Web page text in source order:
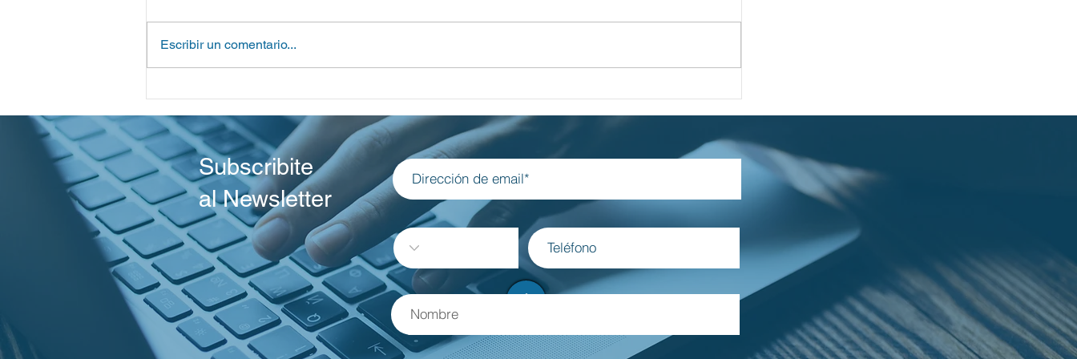
Reporte del Centro Wiesenthal del
Primer Plenario de la Presidencia
Argentina de IHRA
Luces y Sombras de Yom Hashoa
en Brasil
Escribir un comentario...
Subscribite
al Newsletter